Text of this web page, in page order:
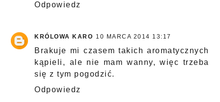
Odpowiedz
KRÓLOWA KARO 10 MARCA 2014 13:17
Brakuje mi czasem takich aromatycznych
kąpieli, ale nie mam wanny, więc trzeba
się z tym pogodzić.
Odpowiedz